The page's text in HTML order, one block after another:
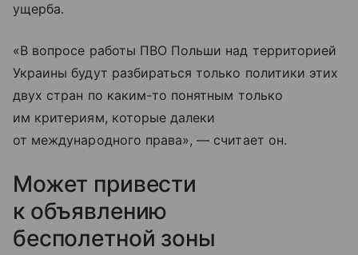
ущерба.
«В вопросе работы ПВО Польши над территорией
Украины будут разбираться только политики этих
двух стран по каким-то понятным только
им критериям, которые далеки
от международного права», — считает он.
Может привести
к объявлению
бесполетной зоны